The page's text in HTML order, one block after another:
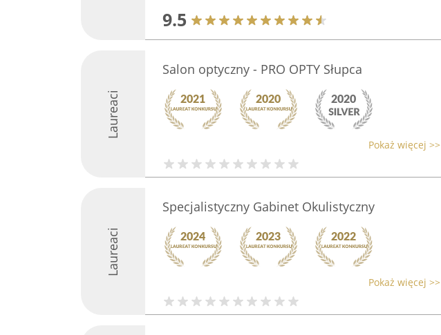
9.5
Laureaci
Salon optyczny - PRO OPTY Słupca
Pokaż więcej >>
Laureaci
Specjalistyczny Gabinet Okulistyczny
Pokaż więcej >>